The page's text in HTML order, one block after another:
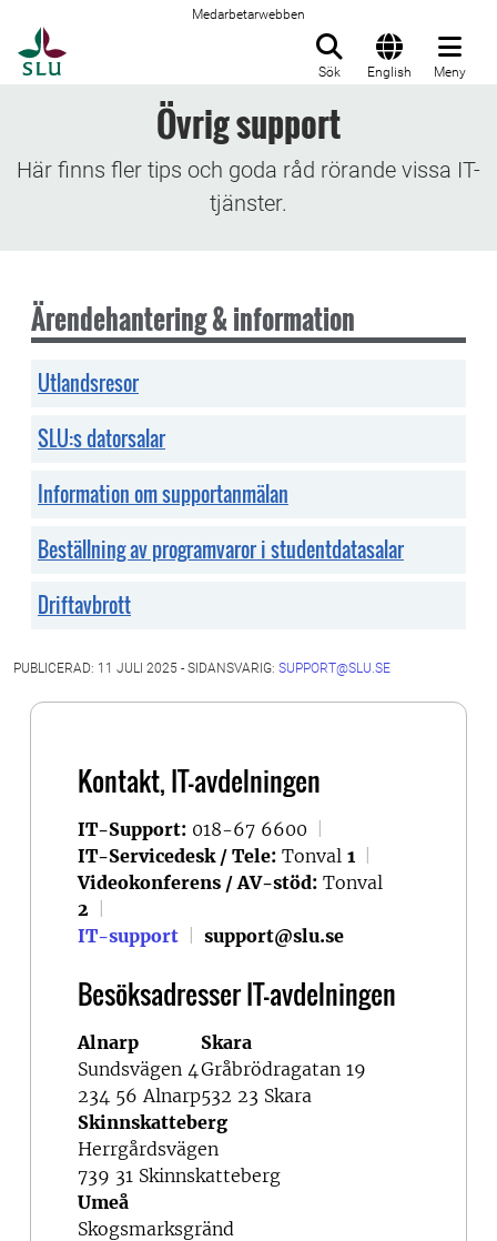
Medarbetarwebben
Sök English Meny
Övrig support
Här finns fler tips och goda råd rörande vissa IT-
tjänster.
Ärendehantering & information
Utlandsresor
SLU:s datorsalar
Information om supportanmälan
Beställning av programvaror i studentdatasalar
Driftavbrott
PUBLICERAD: 11 JULI 2025 - SIDANSVARIG: SUPPORT@SLU.SE
Kontakt, IT-avdelningen
IT-Support: 018-67 6600
IT-Servicedesk / Tele: Tonval 1
Videokonferens / AV-stöd: Tonval
2
IT-support
support@slu.se
Besöksadresser IT-avdelningen
Alnarp
Sundsvägen 4
234 56 Alnarp
Skara
Gråbrödragatan 19
532 23 Skara
Skinnskatteberg
Herrgårdsvägen
739 31 Skinnskatteberg
Umeå
Skogsmarksgränd